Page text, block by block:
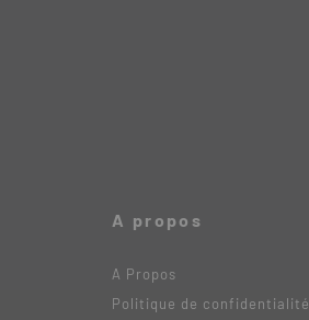
A propos
A Propos
Politique de confidentialité